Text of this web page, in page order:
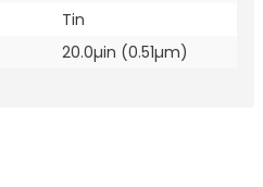
Tin
20.0µin (0.51µm)